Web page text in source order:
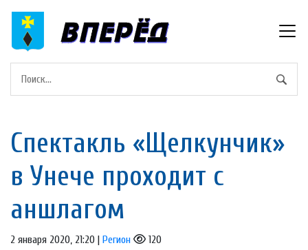
Спектакль «Щелкунчик»
в Унече проходит с
аншлагом
2 января 2020, 21:20 | Регион 120